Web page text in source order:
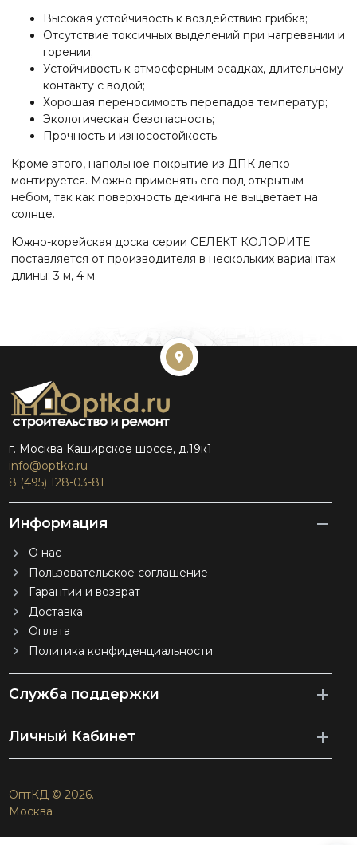
Высокая устойчивость к воздействию грибка;
Отсутствие токсичных выделений при нагревании и
горении;
Устойчивость к атмосферным осадках, длительному
контакту с водой;
Хорошая переносимость перепадов температур;
Экологическая безопасность;
Прочность и износостойкость.
Кроме этого, напольное покрытие из ДПК легко
монтируется. Можно применять его под открытым
небом, так как поверхность декинга не выцветает на
солнце.
Южно-корейская доска серии СЕЛЕКТ КОЛОРИТЕ
поставляется от производителя в нескольких вариантах
длины: 3 м, 4 м.
г. Москва Каширское шоссе, д.19к1
info@optkd.ru
8 (495) 128-03-81
Информация
О нас
Пользовательское соглашение
Гарантии и возврат
Доставка
Оплата
Политика конфиденциальности
Служба поддержки
Личный Кабинет
ОптКД © 2026.
Москва